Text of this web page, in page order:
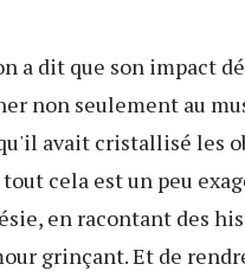
a dit que son impact
non seulement au
avait cristallisé les
cela est un peu
en racontant des
grinçant. Et de